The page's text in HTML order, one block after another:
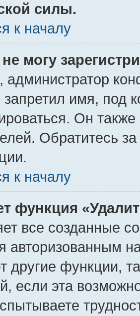
силы.
к началу
могу
администратор
имя, под
Он
Обратитесь
к началу
функция
все созданные
авторизованным
другие функции,
если эта